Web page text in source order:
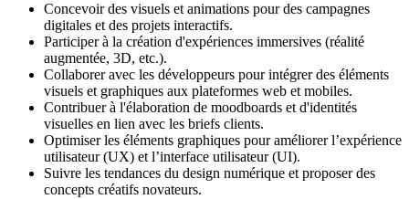
Concevoir des visuels et animations pour des campagnes
digitales et des projets interactifs.
Participer à la création d'expériences immersives (réalité
augmentée, 3D, etc.).
Collaborer avec les développeurs pour intégrer des éléments
visuels et graphiques aux plateformes web et mobiles.
Contribuer à l'élaboration de moodboards et d'identités
visuelles en lien avec les briefs clients.
Optimiser les éléments graphiques pour améliorer l’expérience
utilisateur (UX) et l’interface utilisateur (UI).
Suivre les tendances du design numérique et proposer des
concepts créatifs novateurs.